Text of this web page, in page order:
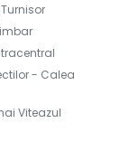
- Calea
Viteazul